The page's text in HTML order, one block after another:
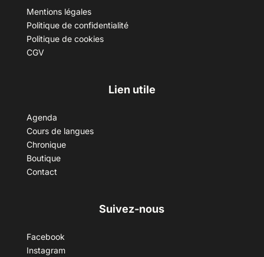
Mentions légales
Politique de confidentialité
Politique de cookies
CGV
Lien utile
Agenda
Cours de langues
Chronique
Boutique
Contact
Suivez-nous
Facebook
Instagram